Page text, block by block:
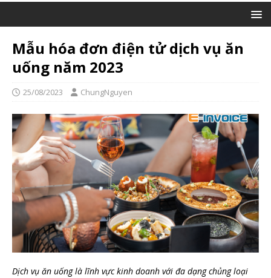
Mẫu hóa đơn điện tử dịch vụ ăn
uống năm 2023
25/08/2023 ChungNguyen
Dịch vụ ăn uống là lĩnh vực kinh doanh với đa dạng chủng loại